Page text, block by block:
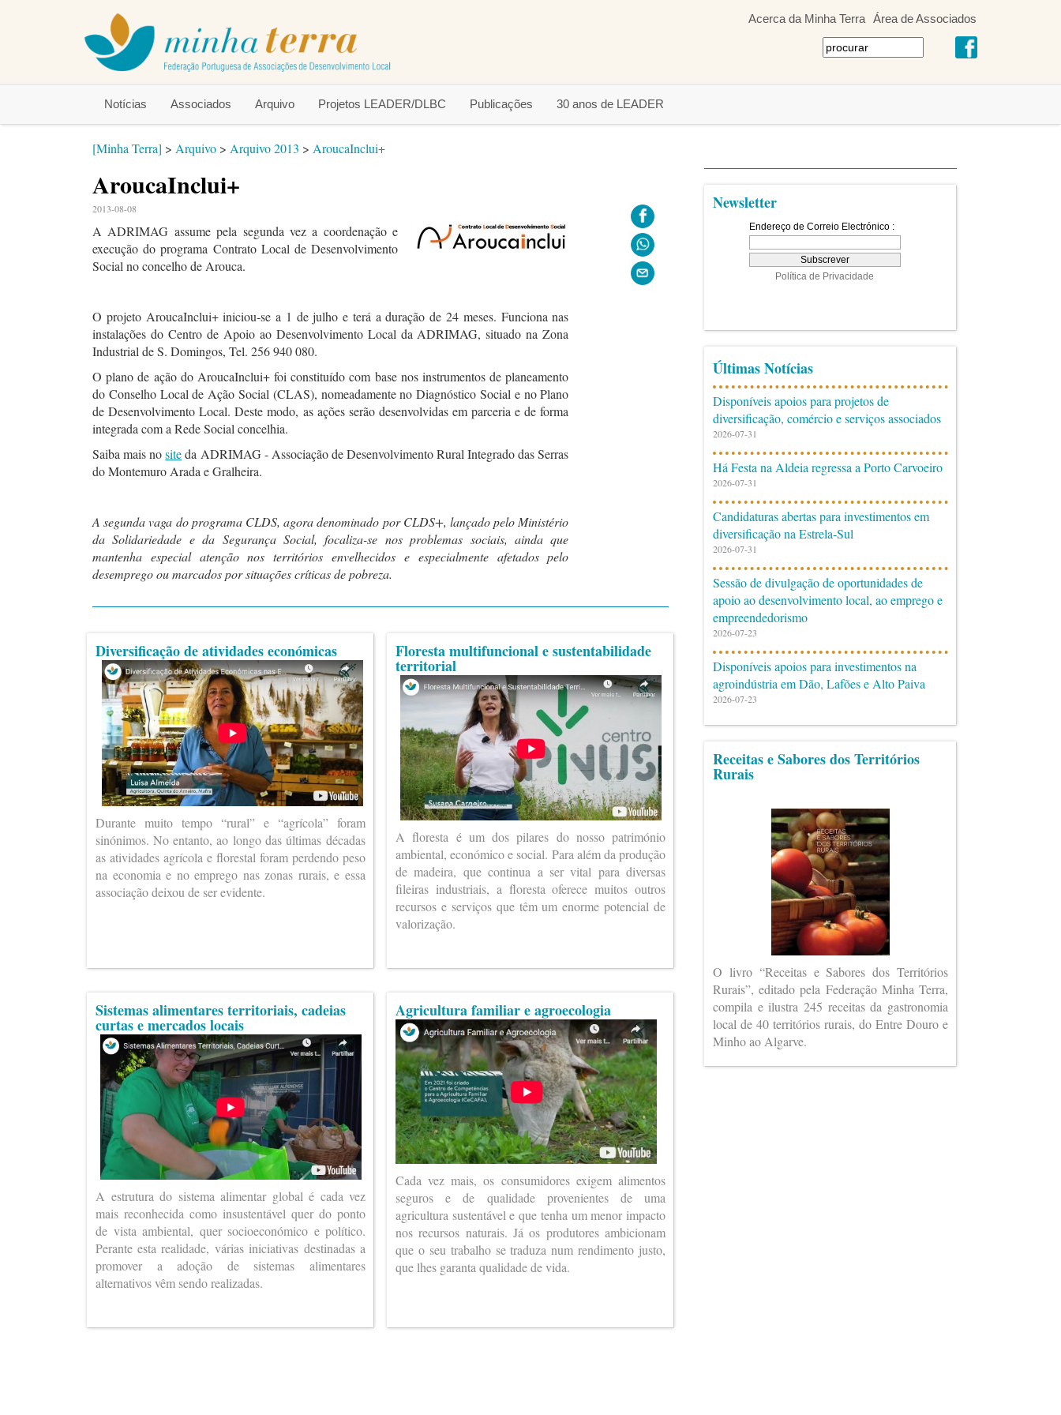
Acerca da Minha Terra Área de Associados
Notícias Associados Arquivo Projetos LEADER/DLBC Publicações 30 anos de LEADER
[Minha Terra] > Arquivo > Arquivo 2013 > AroucaInclui+
AroucaInclui+
2013-08-08
A ADRIMAG assume pela segunda vez a coordenação e
execução do programa Contrato Local de Desenvolvimento
Social no concelho de Arouca.
O projeto AroucaInclui+ iniciou-se a 1 de julho e terá a duração de 24 meses. Funciona nas
instalações do Centro de Apoio ao Desenvolvimento Local da ADRIMAG, situado na Zona
Industrial de S. Domingos, Tel. 256 940 080.
O plano de ação do AroucaInclui+ foi constituído com base nos instrumentos de planeamento
do Conselho Local de Ação Social (CLAS), nomeadamente no Diagnóstico Social e no Plano
de Desenvolvimento Local. Deste modo, as ações serão desenvolvidas em parceria e de forma
integrada com a Rede Social concelhia.
Saiba mais nositeda ADRIMAG - Associação de Desenvolvimento Rural Integrado das Serras
do Montemuro Arada e Gralheira.
A segunda vaga do programa CLDS, agora denominado por CLDS+, lançado pelo Ministério
da Solidariedade e da Segurança Social, focaliza-se nos problemas sociais, ainda que
mantenha especial atenção nos territórios envelhecidos e especialmente afetados pelo
desemprego ou marcados por situações críticas de pobreza.
Diversificação de atividades económicas
Durante muito tempo “rural” e “agrícola” foram
sinónimos. No entanto, ao longo das últimas décadas
as atividades agrícola e florestal foram perdendo peso
na economia e no emprego nas zonas rurais, e essa
associação deixou de ser evidente.
Sistemas alimentares territoriais, cadeias
curtas e mercados locais
A estrutura do sistema alimentar global é cada vez
mais reconhecida como insustentável quer do ponto
de vista ambiental, quer socioeconómico e político.
Perante esta realidade, várias iniciativas destinadas a
promover a adoção de sistemas alimentares
alternativos vêm sendo realizadas.
Floresta multifuncional e sustentabilidade
territorial
A floresta é um dos pilares do nosso património
ambiental, económico e social. Para além da produção
de madeira, que continua a ser vital para diversas
fileiras industriais, a floresta oferece muitos outros
recursos e serviços que têm um enorme potencial de
valorização.
Agricultura familiar e agroecologia
Cada vez mais, os consumidores exigem alimentos
seguros e de qualidade provenientes de uma
agricultura sustentável e que tenha um menor impacto
nos recursos naturais. Já os produtores ambicionam
que o seu trabalho se traduza num rendimento justo,
que lhes garanta qualidade de vida.
Newsletter
Últimas Notícias
Disponíveis apoios para projetos de
diversificação, comércio e serviços associados
2026-07-31
Há Festa na Aldeia regressa a Porto Carvoeiro
2026-07-31
Candidaturas abertas para investimentos em
diversificação na Estrela-Sul
2026-07-31
Sessão de divulgação de oportunidades de
apoio ao desenvolvimento local, ao emprego e
empreendedorismo
2026-07-23
Disponíveis apoios para investimentos na
agroindústria em Dão, Lafões e Alto Paiva
2026-07-23
Receitas e Sabores dos Territórios
Rurais
O livro “Receitas e Sabores dos Territórios
Rurais”, editado pela Federação Minha Terra,
compila e ilustra 245 receitas da gastronomia
local de 40 territórios rurais, do Entre Douro e
Minho ao Algarve.